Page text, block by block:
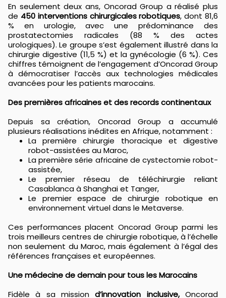
En seulement deux ans, Oncorad Group a réalisé plus
de 450 interventions chirurgicales robotiques, dont 81,6
% en urologie, avec une prédominance des
prostatectomies radicales (88 % des actes
urologiques). Le groupe s’est également illustré dans la
chirurgie digestive (11,5 %) et la gynécologie (6 %). Ces
chiffres témoignent de l’engagement d’Oncorad Group
à démocratiser l’accès aux technologies médicales
avancées pour les patients marocains.
Des premières africaines et des records continentaux
Depuis sa création, Oncorad Group a accumulé
plusieurs réalisations inédites en Afrique, notamment :
La première chirurgie thoracique et digestive
robot-assistées au Maroc,
La première série africaine de cystectomie robot-
assistée,
Le premier réseau de téléchirurgie reliant
Casablanca à Shanghai et Tanger,
Le premier espace de chirurgie robotique en
environnement virtuel dans le Metaverse.
Ces performances placent Oncorad Group parmi les
trois meilleurs centres de chirurgie robotique, à l’échelle
non seulement du Maroc, mais également à l’égal des
références françaises et européennes.
Une médecine de demain pour tous les Marocains
Fidèle à sa mission d’innovation inclusive, Oncorad